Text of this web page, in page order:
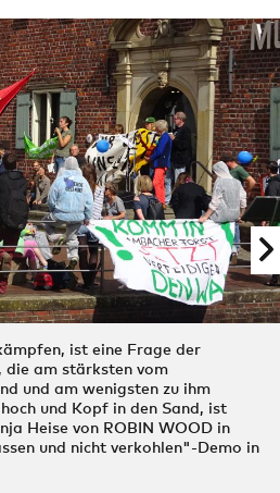
ist eine Frage der
die am stärksten vom
und am wenigsten zu ihm
und Kopf in den Sand, ist
Heise von ROBIN WOOD in
und nicht verkohlen"-Demo in